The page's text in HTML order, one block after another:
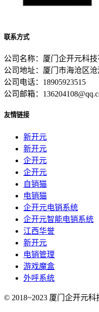
联系方式
公司名称：厦门企开元科技
公司地址：厦门市海沧区沧
公司电话：18905923515
公司邮箱：
友情链接
新开元
新开元
企开元
企开元
自销猫
电销猫
企开元电销系统
企开元智能电销系统
江西华誉
新开元
电销管理
游戏魔盒
外呼系统
© 2018~2023 厦门企开元科